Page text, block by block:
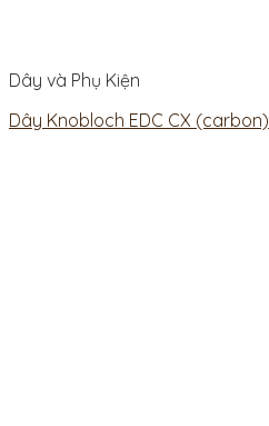
Dây và Phụ Kiện
Dây Knobloch EDC CX (carbon)